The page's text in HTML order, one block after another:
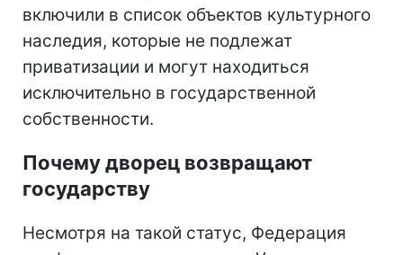
включили в список объектов культурного
наследия, которые не подлежат
приватизации и могут находиться
исключительно в государственной
собственности.
Почему дворец возвращают
государству
Несмотря на такой статус, Федерация